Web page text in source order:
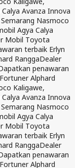
Avanza Innova
Nasmoco
Agya Calya
Mobil Toyota
terbaik Erlyn
RanggaDealer
penawaran
Alphard
Kaligawe,
Avanza Innova
Nasmoco
Agya Calya
Mobil Toyota
terbaik Erlyn
RanggaDealer
penawaran
Alphard